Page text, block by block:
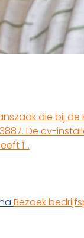
die bij de
De cv-
1…
Bezoek